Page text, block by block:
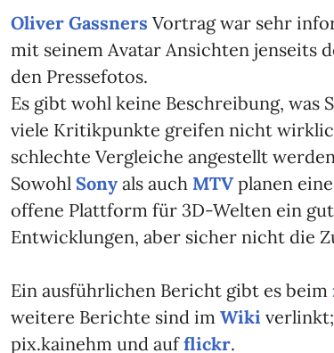
Oliver Gassners Vortrag war sehr
mit seinem Avatar Ansichten jenseits
den Pressefotos.
Es gibt wohl keine Beschreibung, was
viele Kritikpunkte greifen nicht
schlechte Vergleiche angestellt
Sowohl Sony als auch MTVplanen
offene Plattform für 3D-Welten ein
Entwicklungen, aber sicher nicht die
Ein ausführlichen Bericht gibt es beim
weitere Berichte sind im Wiki
pix.kainehm und aufflickr.